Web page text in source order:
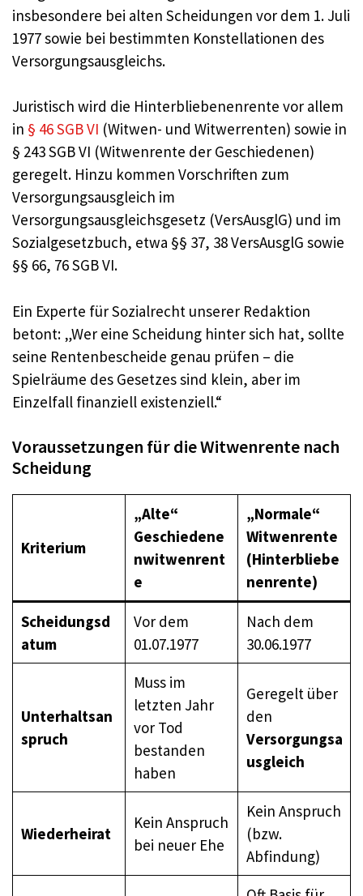
insbesondere bei alten Scheidungen vor dem 1. Juli
1977 sowie bei bestimmten Konstellationen des
Versorgungsausgleichs.
Juristisch wird die Hinterbliebenenrente vor allem
in § 46 SGB VI (Witwen- und Witwerrenten) sowie in
§ 243 SGB VI (Witwenrente der Geschiedenen)
geregelt. Hinzu kommen Vorschriften zum
Versorgungsausgleich im
Versorgungsausgleichsgesetz (VersAusglG) und im
Sozialgesetzbuch, etwa §§ 37, 38 VersAusglG sowie
§§ 66, 76 SGB VI.
Ein Experte für Sozialrecht unserer Redaktion
betont: „Wer eine Scheidung hinter sich hat, sollte
seine Rentenbescheide genau prüfen – die
Spielräume des Gesetzes sind klein, aber im
Einzelfall finanziell existenziell.“
Voraussetzungen für die Witwenrente nach
Scheidung
Kriterium
„Alte“
Geschiedene
nwitwenrent
e
„Normale“
Witwenrente
(Hinterbliebe
nenrente)
Scheidungsd
atum
Vor dem
01.07.1977
Nach dem
30.06.1977
Unterhaltsan
spruch
Muss im
letzten Jahr
vor Tod
bestanden
haben
Geregelt über
den
Versorgungsa
usgleich
Wiederheirat
Kein Anspruch
bei neuer Ehe
Kein Anspruch
(bzw.
Abfindung)